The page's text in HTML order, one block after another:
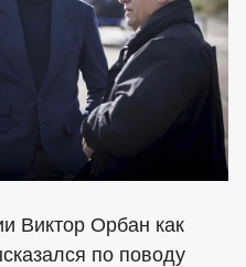
Виктор Орбан как
по поводу